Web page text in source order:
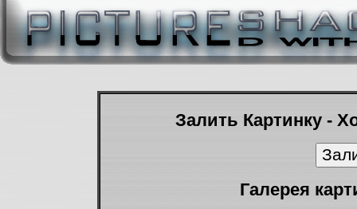
Залить Картинку -
Галерея